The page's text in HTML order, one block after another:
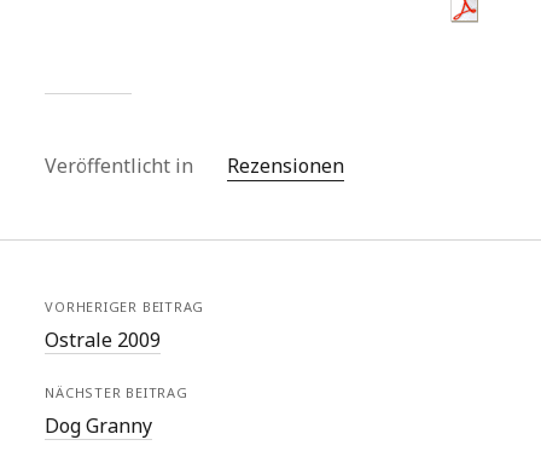
Veröffentlicht in Rezensionen
VORHERIGER BEITRAG
Ostrale 2009
NÄCHSTER BEITRAG
Dog Granny